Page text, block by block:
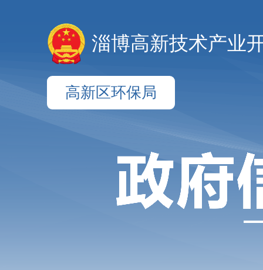
淄博高新技术产业
高新区环保局